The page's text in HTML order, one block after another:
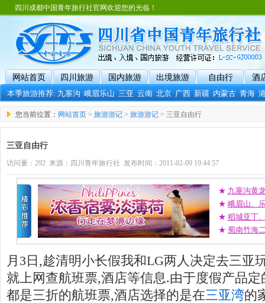
四川成都中国青年旅行社官网欢迎您的光临！
网站首页 四川旅游 国内旅游 出境旅游 自由行
酒
本季旅游推荐:九寨沟 峨眉乐山 三亚 云南 北京 广西 新疆 内蒙古 青海
您当前位置： 网站首页 > 旅游游记 > 旅游游记 > 三亚自由行
三亚自由行
访问量：292 来源：四川青年旅行社 发布时间：2011-02-09 19:44:57
★ 九寨沟黄
★ 峨眉山、
★ 稻城亚丁
★ 蜀南竹海
月3日,趁清明小长假我和LG两人决定去三亚
就上网查航班票,酒店等信息.由于度假产品
都是三折的航班票,酒店选择的是在三亚湾的